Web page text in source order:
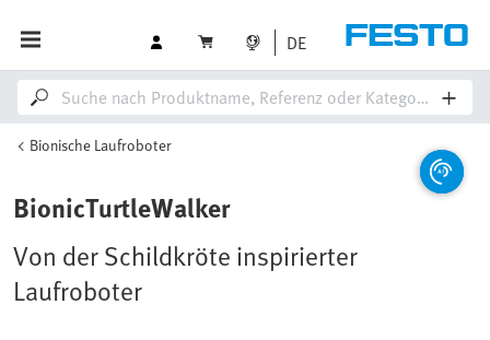
DE
Bionische Laufroboter
BionicTurtleWalker
Von der Schildkröte inspirierter
Laufroboter